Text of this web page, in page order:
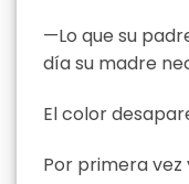
—Lo que su
día su madre
El color
Por primera vez